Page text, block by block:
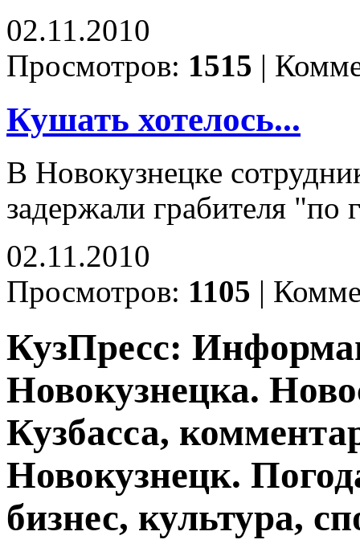
02.11.2010
Просмотров: 1515 |
Кушать хотелось...
В Новокузнецке
задержали грабителя
02.11.2010
Просмотров: 1105 |
КузПресс:
Новокузнецка.
Кузбасса,
Новокузнецк.
бизнес, культура,